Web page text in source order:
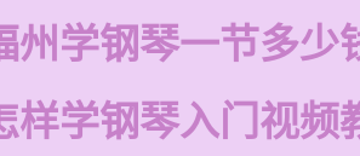
州学钢琴一节多少
样学钢琴入门视频